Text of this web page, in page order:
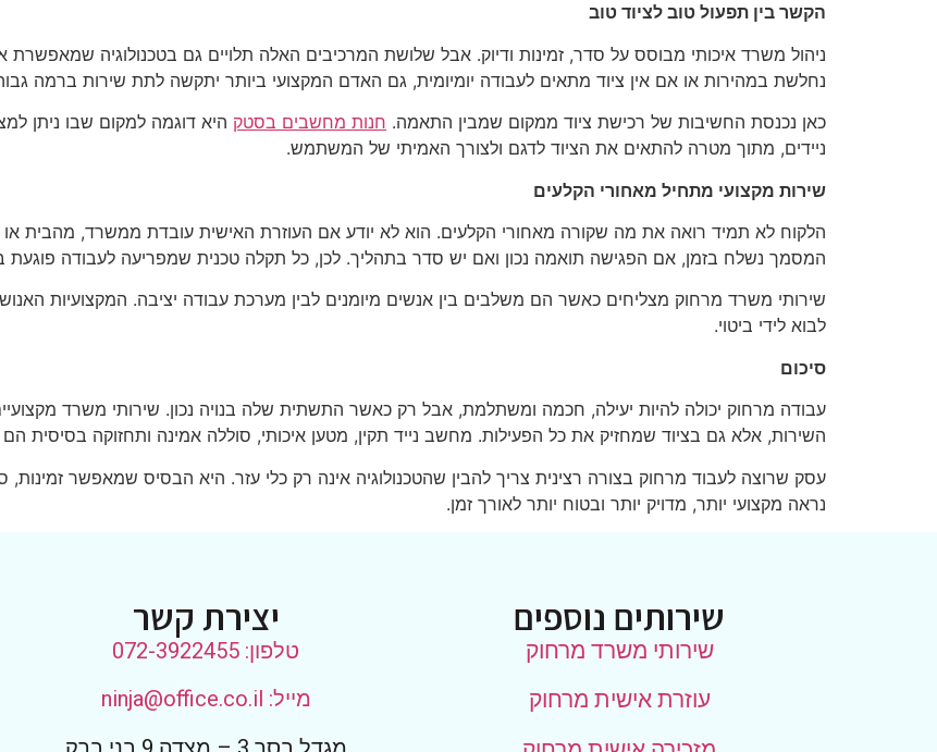
הקשר בין תפעול טוב לציוד טוב
ניהול משרד איכותי מבוסס על סדר, זמינות ודיוק. אבל שלושת המרכיבים האלה תלויים גם בטכנולוגיה
נחלשת במהירות או אם אין ציוד מתאים לעבודה יומיומית, גם האדם המקצועי ביותר יתקשה לתת שירות ברמה
כאן נכנסת החשיבות של רכישת ציוד ממקום שמבין התאמה. חנות מחשבים בסטק היא דוגמה למקום שבו ניתן
ניידים, מתוך מטרה להתאים את הציוד לדגם ולצורך האמיתי של המשתמש.
שירות מקצועי מתחיל מאחורי הקלעים
הלקוח לא תמיד רואה את מה שקורה מאחורי הקלעים. הוא לא יודע אם העוזרת האישית עובדת ממשרד, מהבית
המסמך נשלח בזמן, אם הפגישה תואמה נכון ואם יש סדר בתהליך. לכן, כל תקלה טכנית שמפריעה לעבודה פוגעת
שירותי משרד מרחוק מצליחים כאשר הם משלבים בין אנשים מיומנים לבין מערכת עבודה יציבה. המקצועיות
לבוא לידי ביטוי.
סיכום
עבודה מרחוק יכולה להיות יעילה, חכמה ומשתלמת, אבל רק כאשר התשתית שלה בנויה נכון. שירותי משרד
השירות, אלא גם בציוד שמחזיק את כל הפעילות. מחשב נייד תקין, מטען איכותי, סוללה אמינה ותחזוקה בסיסית
עסק שרוצה לעבוד מרחוק בצורה רצינית צריך להבין שהטכנולוגיה אינה רק כלי עזר. היא הבסיס שמאפשר זמינות,
נראה מקצועי יותר, מדויק יותר ובטוח יותר לאורך זמן.
שירותים נוספים
שירותי משרד מרחוק
עוזרת אישית מרחוק
יצירת קשר
טלפון: 072-3922455
מייל: ninja@office.co.il